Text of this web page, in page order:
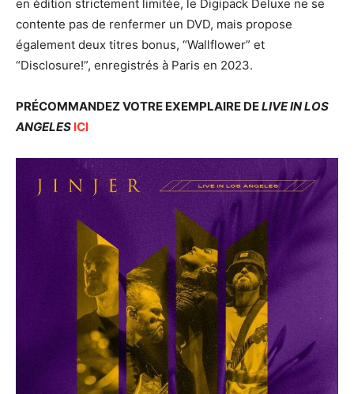
en édition strictement limitée, le Digipack Deluxe ne se
contente pas de renfermer un DVD, mais propose
également deux titres bonus, “Wallflower” et
“Disclosure!”, enregistrés à Paris en 2023.
PRÉCOMMANDEZ VOTRE EXEMPLAIRE DELIVE IN LOS
ANGELES ICI